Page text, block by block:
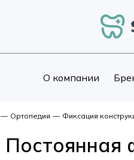
О компании
— Ортопедия — Фиксация
Постоянная